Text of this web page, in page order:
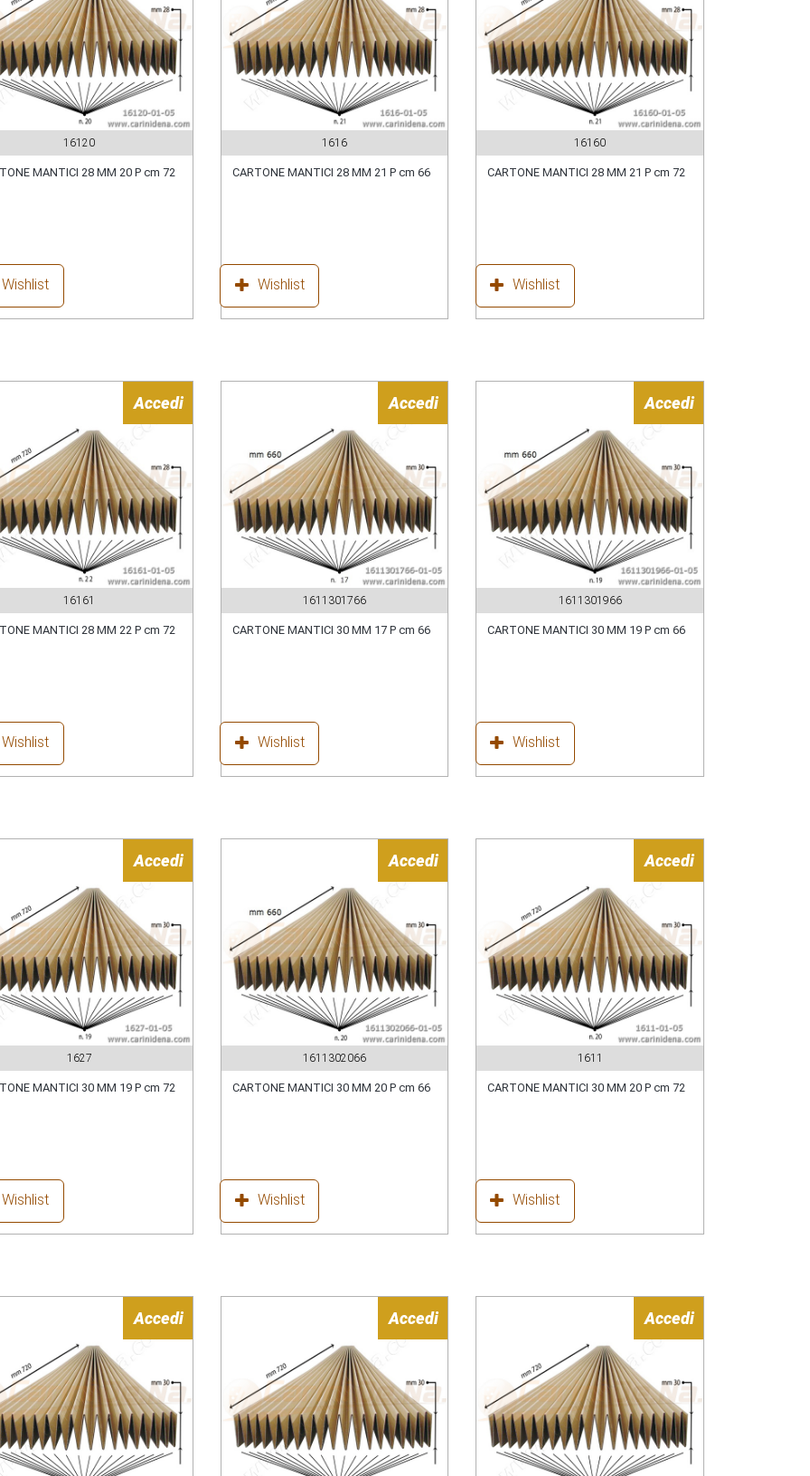
16120
MANTICI 28 MM 20 P cm 72
Wishlist
1616
CARTONE MANTICI 28 MM 21 P cm 66
Wishlist
16160
CARTONE MANTICI 28 MM 21 P cm 72
Wishlist
Accedi
16161
MANTICI 28 MM 22 P cm 72
Wishlist
Accedi
1611301766
CARTONE MANTICI 30 MM 17 P cm 66
Wishlist
Accedi
1611301966
CARTONE MANTICI 30 MM 19 P cm 66
Wishlist
Accedi
1627
MANTICI 30 MM 19 P cm 72
Wishlist
Accedi
1611302066
CARTONE MANTICI 30 MM 20 P cm 66
Wishlist
Accedi
1611
CARTONE MANTICI 30 MM 20 P cm 72
Wishlist
Accedi Accedi Accedi